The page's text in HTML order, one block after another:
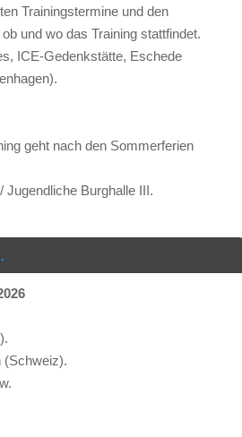
Trainingstermine und den
und wo das Training stattfindet.
ICE-Gedenkstätte, Eschede
geht nach den Sommerferien
Jugendliche Burghalle III.
(Schweiz).